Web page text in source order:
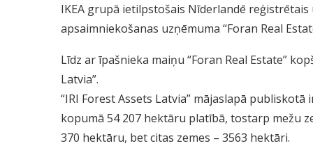
IKEA grupā ietilpstošais Nīderlandē
apsaimniekošanas uzņēmuma “Foran Real
Līdz ar īpašnieka maiņu “Foran Real Estate”
Latvia”.
“IRI Forest Assets Latvia” mājaslapā
kopumā 54 207 hektāru platībā, tostarp mežu
370 hektāru, bet citas zemes – 3563 hektāri.